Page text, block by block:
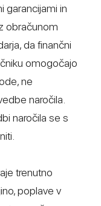
garancijami in
obračunom
da finančni
omogočajo
ne
naročila.
naročila se s
trenutno
poplave v